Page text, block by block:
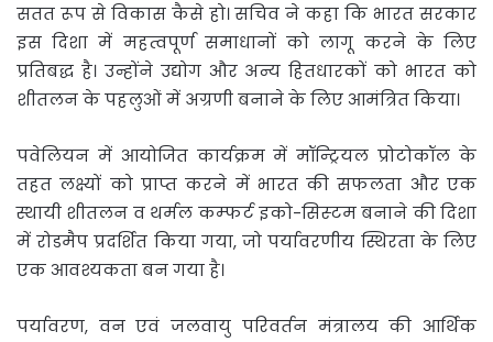
सतत रूप से विकास कैसे हो। सचिव ने कहा कि भारत सरकार
इस दिशा में महत्वपूर्ण समाधानों को लागू करने के लिए
प्रतिबद्ध है। उन्होंने उद्योग और अन्य हितधारकों को भारत को
शीतलन के पहलुओं में अग्रणी बनाने के लिए आमंत्रित किया।
पवेलियन में आयोजित कार्यक्रम में मॉन्ट्रियल प्रोटोकॉल के
तहत लक्ष्यों को प्राप्त करने में भारत की सफलता और एक
स्थायी शीतलन व थर्मल कम्फर्ट इको-सिस्‍टम बनाने की दिशा
में रोडमैप प्रदर्शित किया गया, जो पर्यावरणीय स्थिरता के लिए
एक आवश्यकता बन गया है।
पर्यावरण, वन एवं जलवायु परिवर्तन मंत्रालय की आर्थिक